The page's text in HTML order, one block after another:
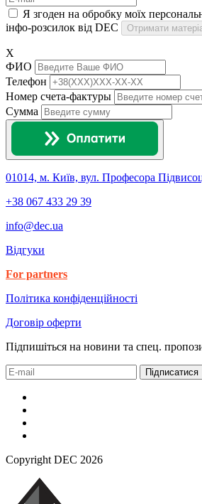
Я згоден на обробку моїх
інфо-розсилок від DEC
Отримати
X
ФИО
Телефон
Номер счета-фактуры
Сумма
01014, м. Київ, вул. Професора
+38 067 433 29 39
info@dec.ua
Відгуки
For partners
Політика конфіденційності
Договір оферти
Підпишіться на новини та спец.
Підписатися
Copyright DEC 2026